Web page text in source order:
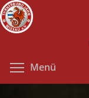
Direkt
zum
Inhalt
Menü